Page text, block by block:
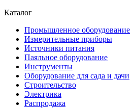
Каталог
Промышленное оборудование
Измерительные приборы
Источники питания
Паяльное оборудование
Инструменты
Оборудование для сада и дачи
Строительство
Электрика
Распродажа